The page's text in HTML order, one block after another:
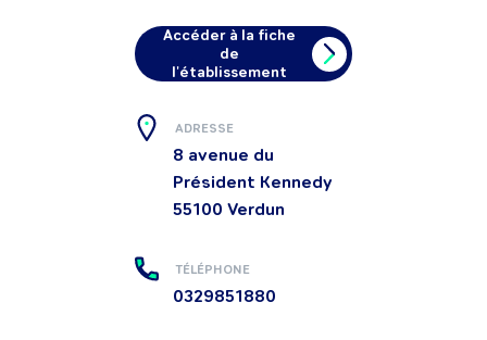
Accéder à la fiche
de
l'établissement
ADRESSE
8 avenue du
Président Kennedy
55100 Verdun
TÉLÉPHONE
0329851880